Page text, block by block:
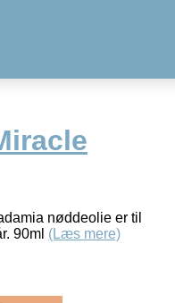
nøddeolie er til
90ml (Læs mere)